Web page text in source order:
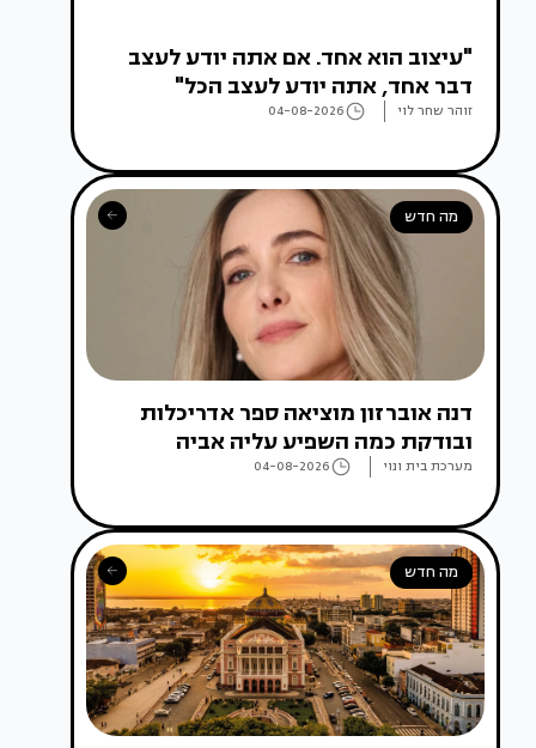
"עיצוב הוא אחד. אם אתה יודע לעצב
דבר אחד, אתה יודע לעצב הכל"
זוהר שחר לוי 04-08-2026
מה חדש
דנה אוברזון מוציאה ספר אדריכלות
ובודקת כמה השפיע עליה אביה
מערכת בית ונוי 04-08-2026
מה חדש